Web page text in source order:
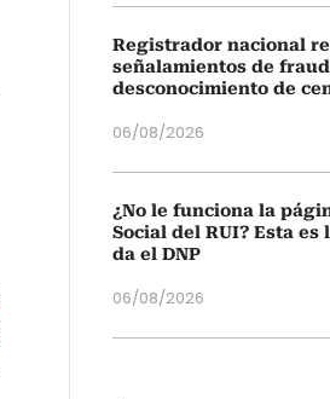
Registrador nacional
señalamientos de
desconocimiento de
06/08/2026
¿No le funciona la
Social del RUI? Esta es
da el DNP
06/08/2026